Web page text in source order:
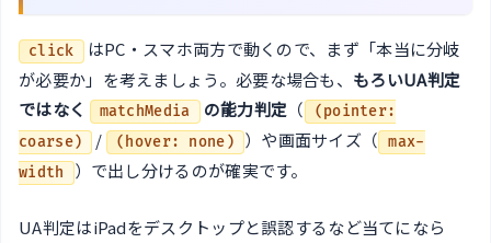
click はPC・スマホ両方で動くので、まず「本当に分岐
が必要か」を考えましょう。必要な場合も、 もろいUA判定
ではなく
matchMedia の能力判定 （
(pointer:
coarse)
/ (hover: none) ）や画面サイズ（ max-
width
）で出し分けるのが確実です。
UA判定はiPadをデスクトップと誤認するなど当てになら